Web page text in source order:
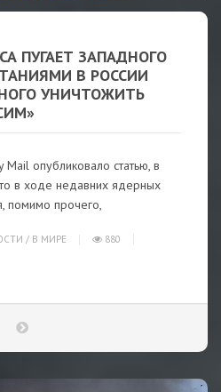
ПУГАЕТ ЗАПАДНОГО
В РОССИИ
УНИЧТОЖИТЬ
опубликовало статью, в
в ходе недавних ядерных
помимо прочего,
/ В МИРЕ
880